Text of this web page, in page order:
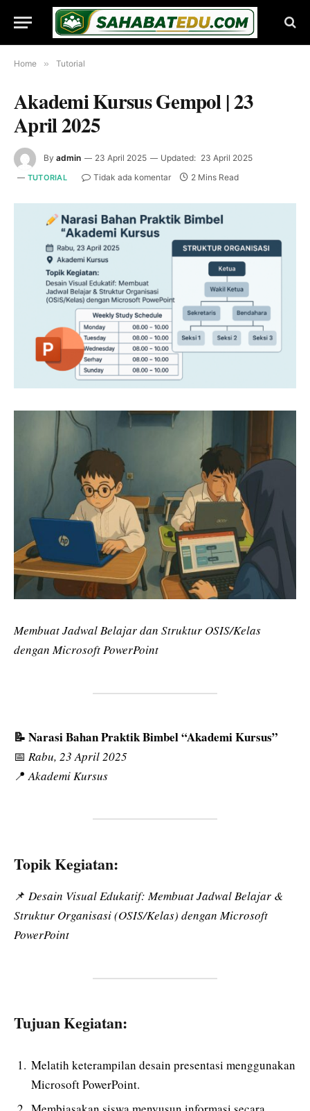
Home » Tutorial
Akademi Kursus Gempol | 23
April 2025
By admin 23 April 2025 Updated: 23 April 2025
TUTORIAL Tidak ada komentar 2 Mins Read
Membuat Jadwal Belajar dan Struktur OSIS/Kelas
dengan Microsoft PowerPoint
📝 Narasi Bahan Praktik Bimbel “Akademi Kursus”
📅 Rabu, 23 April 2025
📍 Akademi Kursus
Topik Kegiatan:
📌 Desain Visual Edukatif: Membuat Jadwal Belajar &
Struktur Organisasi (OSIS/Kelas) dengan Microsoft
PowerPoint
Tujuan Kegiatan:
Melatih keterampilan desain presentasi menggunakan
Microsoft PowerPoint.